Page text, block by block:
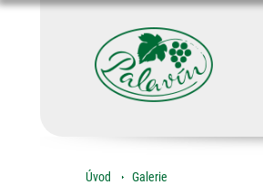
Úvod Galerie